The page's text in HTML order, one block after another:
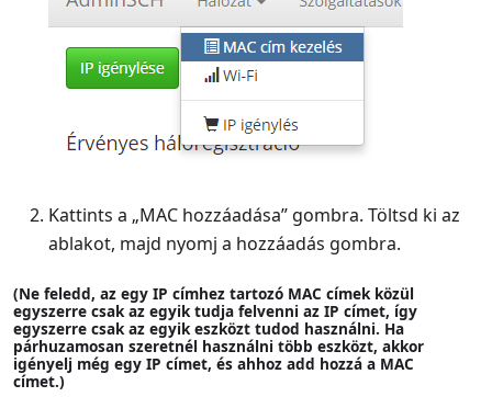
Kattints a „MAC hozzáadása” gombra. Töltsd ki az
ablakot, majd nyomj a hozzáadás gombra.
(Ne feledd, az egy IP címhez tartozó MAC címek közül
egyszerre csak az egyik tudja felvenni az IP címet, így
egyszerre csak az egyik eszközt tudod használni. Ha
párhuzamosan szeretnél használni több eszközt, akkor
igényelj még egy IP címet, és ahhoz add hozzá a MAC
címet.)